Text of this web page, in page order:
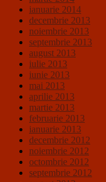
ianuarie 2014
decembrie 2013
noiembrie 2013
septembrie 2013
august 2013
iulie 2013
iunie 2013
mai 2013
aprilie 2013
martie 2013
februarie 2013
ianuarie 2013
decembrie 2012
noiembrie 2012
octombrie 2012
septembrie 2012